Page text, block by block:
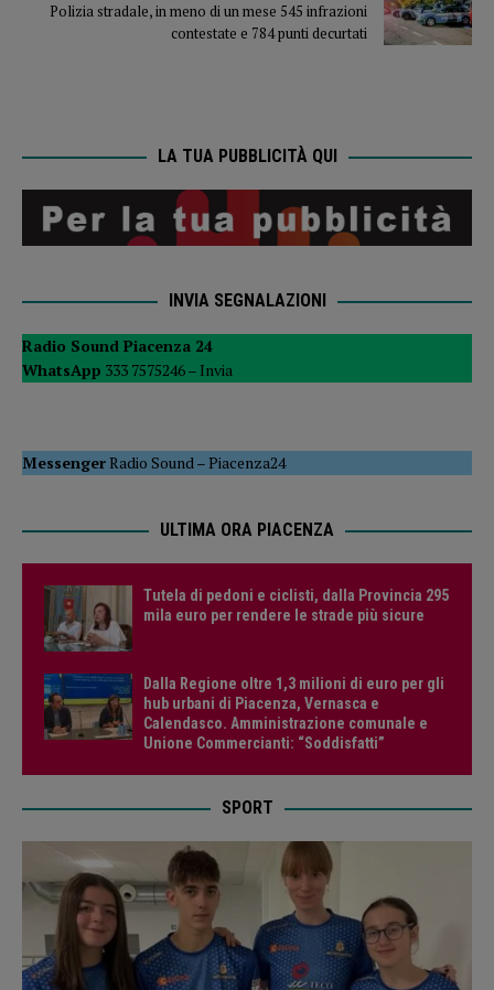
Polizia stradale, in meno di un mese 545 infrazioni
contestate e 784 punti decurtati
LA TUA PUBBLICITÀ QUI
INVIA SEGNALAZIONI
Radio Sound Piacenza 24
WhatsApp 333 7575246 – Invia
MessengerRadio Sound –Piacenza24
ULTIMA ORA PIACENZA
Tutela di pedoni e ciclisti, dalla Provincia 295
mila euro per rendere le strade più sicure
Dalla Regione oltre 1,3 milioni di euro per gli
hub urbani di Piacenza, Vernasca e
Calendasco. Amministrazione comunale e
Unione Commercianti: “Soddisfatti”
SPORT